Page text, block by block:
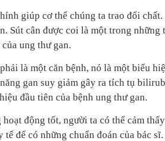
giúp cơ thể chúng ta trao đổi
Sút cân được coi là một trong
ung thư gan.
là một căn bệnh, nó là một biểu
gan suy giảm gây ra tích tụ
đầu tiên của bệnh ung thư gan.
động tốt, người ta có thể cảm
tế để có những chuẩn đoán của bác sĩ.